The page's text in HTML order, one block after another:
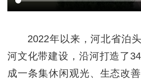
2022年以来，河北省泊头
河文化带建设，沿河打造了
成一条集休闲观光、生态改